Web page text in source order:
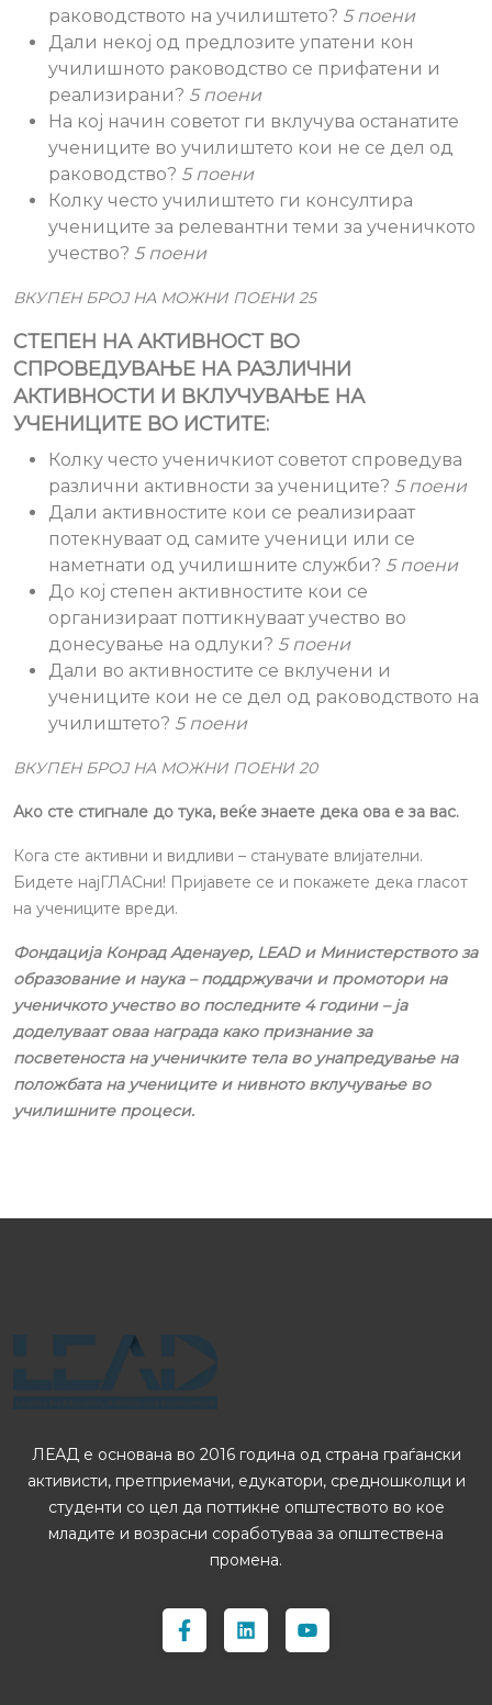
раководството на училиштето? 5 поени
Дали некој од предлозите упатени кон
училишното раководство се прифатени и
реализирани? 5 поени
На кој начин советот ги вклучува останатите
учениците во училиштето кои не се дел од
раководство? 5 поени
Колку често училиштето ги консултира
учениците за релевантни теми за ученичкото
учество? 5 поени
ВКУПЕН БРОЈ НА МОЖНИ ПОЕНИ 25
СТЕПЕН НА АКТИВНОСТ ВО
СПРОВЕДУВАЊЕ НА РАЗЛИЧНИ
АКТИВНОСТИ И ВКЛУЧУВАЊЕ НА
УЧЕНИЦИТЕ ВО ИСТИТЕ:
Колку често ученичкиот советот спроведува
различни активности за учениците? 5 поени
Дали активностите кои се реализираат
потекнуваат од самите ученици или се
наметнати од училишните служби? 5 поени
До кој степен активностите кои се
организираат поттикнуваат учество во
донесување на одлуки? 5 поени
Дали во активностите се вклучени и
учениците кои не се дел од раководството на
училиштето? 5 поени
ВКУПЕН БРОЈ НА МОЖНИ ПОЕНИ 20
Ако сте стигнале до тука, веќе знаете дека ова е за вас.
Кога сте активни и видливи – станувате влијателни.
Бидете најГЛАСни! Пријавете се и покажете дека гласот
на учениците вреди.
Фондација Конрад Аденауер, LEAD и Министерството за
образование и наука – поддржувачи и промотори на
ученичкото учество во последните 4 години – ја
доделуваат оваа награда како признание за
посветеноста на ученичките тела во унапредување на
положбата на учениците и нивното вклучување во
училишните процеси.
ЛЕАД е основана во 2016 година од страна граѓански
активисти, претприемачи, едукатори, средношколци и
студенти со цел да поттикне општеството во кое
младите и возрасни соработуваа за општествена
промена.